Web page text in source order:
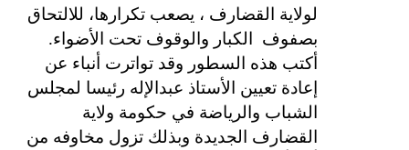
لولاية القضارف ، يصعب تكرارها، للالتحاق
بصفوف الكبار والوقوف تحت الأضواء.
أكتب هذه السطور وقد تواترت أنباء عن
إعادة تعيين الأستاذ عبدالإله رئيسا لمجلس
الشباب والرياضة في حكومة ولاية
القضارف الجديدة وبذلك تزول مخاوفه من